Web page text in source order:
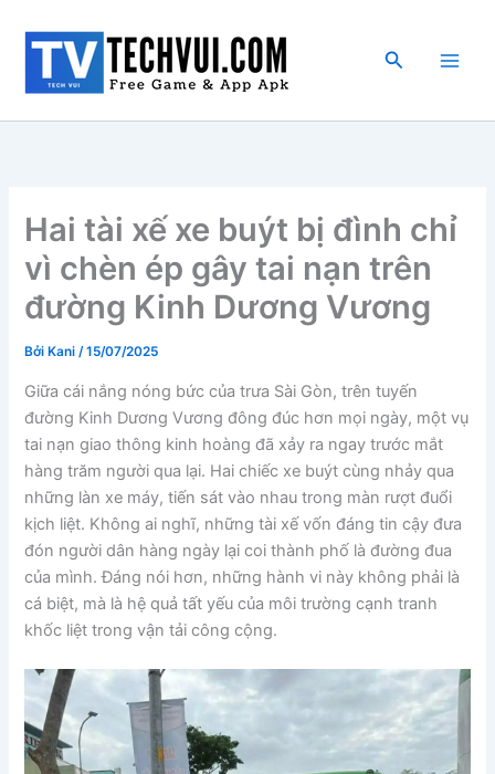
dung
Tìm
Hai tài xế xe buýt bị đình chỉ
vì chèn ép gây tai nạn trên
đường Kinh Dương Vương
Bởi Kani/15/07/2025
Giữa cái nắng nóng bức của trưa Sài Gòn, trên tuyến
đường Kinh Dương Vương đông đúc hơn mọi ngày, một vụ
tai nạn giao thông kinh hoàng đã xảy ra ngay trước mắt
hàng trăm người qua lại. Hai chiếc xe buýt cùng nhảy qua
những làn xe máy, tiến sát vào nhau trong màn rượt đuổi
kịch liệt. Không ai nghĩ, những tài xế vốn đáng tin cậy đưa
đón người dân hàng ngày lại coi thành phố là đường đua
của mình. Đáng nói hơn, những hành vi này không phải là
cá biệt, mà là hệ quả tất yếu của môi trường cạnh tranh
khốc liệt trong vận tải công cộng.